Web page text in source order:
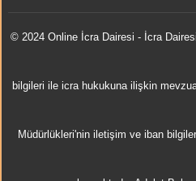
© 2024 Online İcra Dairesi - İcra
bilgileri ile icra hukukuna ilişkin
Müdürlükleri'nin iletişim ve iban